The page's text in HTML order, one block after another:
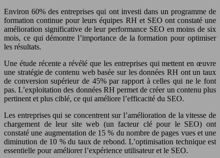
Environ 60% des entreprises qui ont investi dans un programme de
formation continue pour leurs équipes RH et SEO ont constaté une
amélioration significative de leur performance SEO en moins de six
mois, ce qui démontre l’importance de la formation pour optimiser
les résultats.
Une étude récente a révélé que les entreprises qui mettent en œuvre
une stratégie de contenu web basée sur les données RH ont un taux
de conversion supérieur de 45% par rapport à celles qui ne le font
pas. L’exploitation des données RH permet de créer un contenu plus
pertinent et plus ciblé, ce qui améliore l’efficacité du SEO.
Les entreprises qui se concentrent sur l’amélioration de la vitesse de
chargement de leur site web (un facteur clé pour le SEO) ont
constaté une augmentation de 15 % du nombre de pages vues et une
diminution de 10 % du taux de rebond. L’optimisation technique est
essentielle pour améliorer l’expérience utilisateur et le SEO.